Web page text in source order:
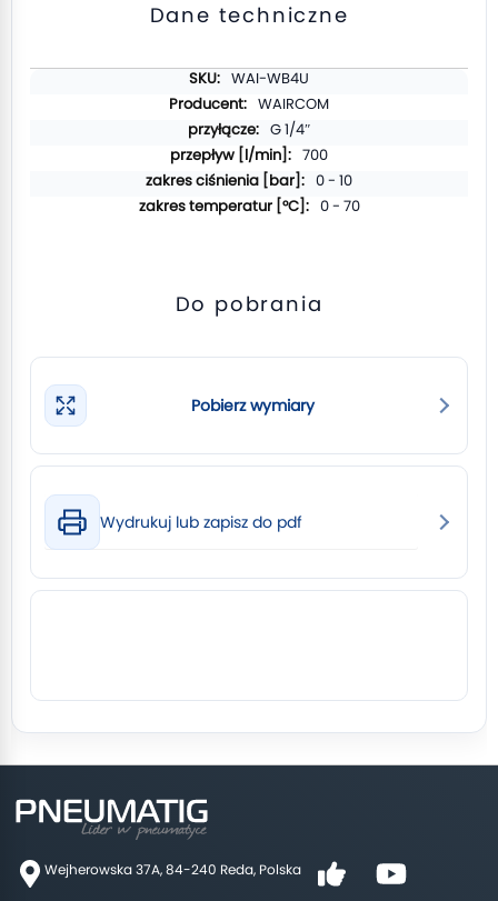
Dane techniczne
WAI-WB4U
WAIRCOM
G 1/4″
700
0 - 10
0 - 70
Do pobrania
Pobierz wymiary
Wydrukuj lub zapisz do pdf
Wejherowska 37A, 84-240 Reda, Polska